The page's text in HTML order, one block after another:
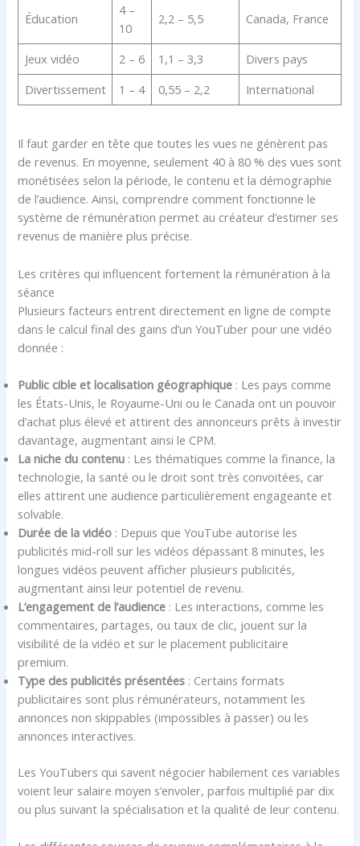
Éducation
4 –
10
2,2 – 5,5 Canada, France
Jeux vidéo 2 – 6 1,1 – 3,3
Divers pays
Divertissement
1 – 4 0,55 – 2,2 International
Il faut garder en tête que toutes les vues ne génèrent pas
de revenus. En moyenne, seulement 40 à 80 % des vues sont
monétisées selon la période, le contenu et la démographie
de l’audience. Ainsi, comprendre comment fonctionne le
système de rémunération permet au créateur d’estimer ses
revenus de manière plus précise.
Les critères qui influencent fortement la rémunération à la
séance
Plusieurs facteurs entrent directement en ligne de compte
dans le calcul final des gains d’un YouTuber pour une vidéo
donnée :
Public cible et localisation géographique : Les pays comme
les États-Unis, le Royaume-Uni ou le Canada ont un pouvoir
d’achat plus élevé et attirent des annonceurs prêts à investir
davantage, augmentant ainsi le CPM.
La niche du contenu : Les thématiques comme la finance, la
technologie, la santé ou le droit sont très convoitées, car
elles attirent une audience particulièrement engageante et
solvable.
Durée de la vidéo : Depuis que YouTube autorise les
publicités mid-roll sur les vidéos dépassant 8 minutes, les
longues vidéos peuvent afficher plusieurs publicités,
augmentant ainsi leur potentiel de revenu.
L’engagement de l’audience : Les interactions, comme les
commentaires, partages, ou taux de clic, jouent sur la
visibilité de la vidéo et sur le placement publicitaire
premium.
Type des publicités présentées : Certains formats
publicitaires sont plus rémunérateurs, notamment les
annonces non skippables (impossibles à passer) ou les
annonces interactives.
Les YouTubers qui savent négocier habilement ces variables
voient leur salaire moyen s’envoler, parfois multiplié par dix
ou plus suivant la spécialisation et la qualité de leur contenu.